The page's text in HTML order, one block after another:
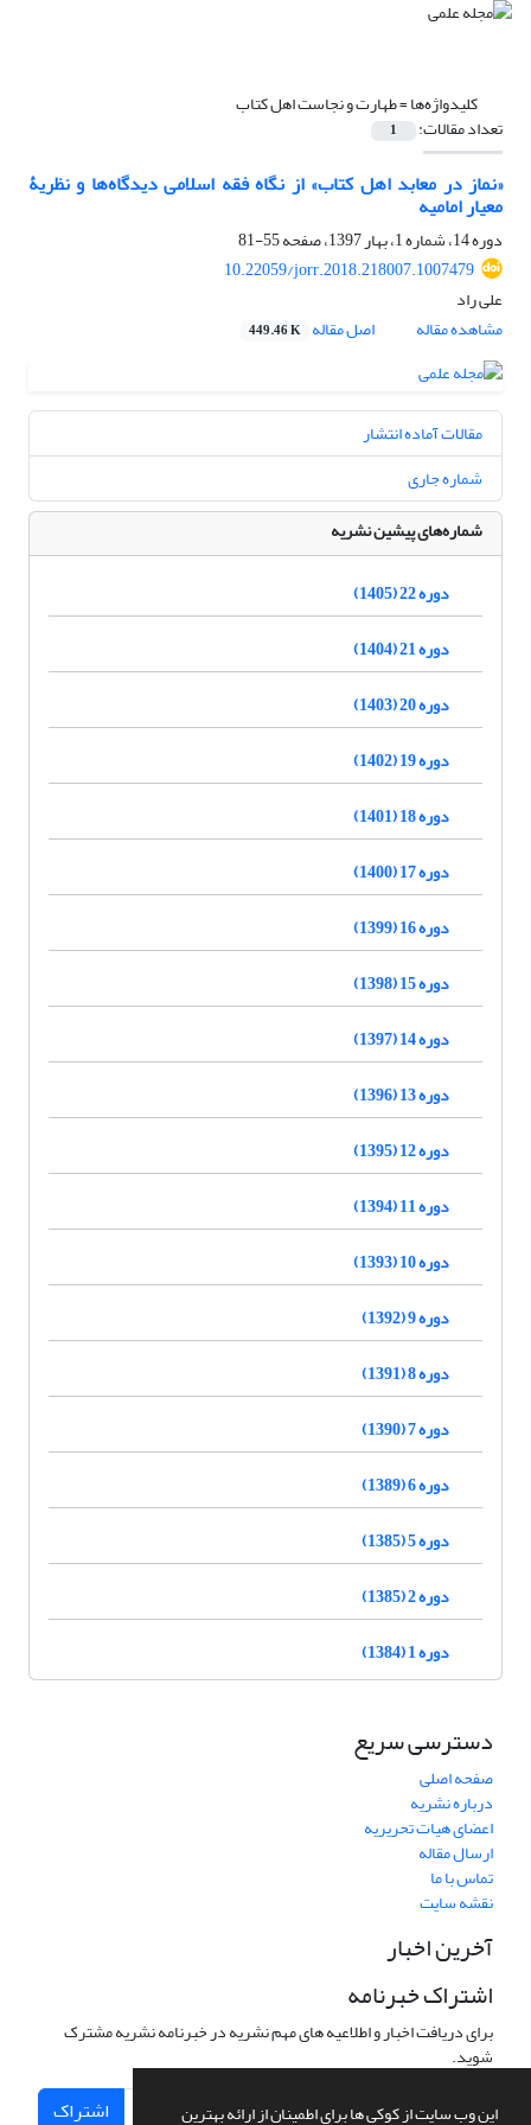
این وب سایت از کوکی ها برای اطمینان از ارائه بهترین
کلیدواژه‌ها =طهارت و نجاست اهل کتاب
تعداد مقالات: 1
«نماز در معابد اهل کتاب» از نگاه فقه اسلامی دیدگاه‌ها و نظریۀ
معیار امامیه
دوره 14، شماره 1، بهار 1397، صفحه
55-81
10.22059/jorr.2018.218007.1007479
علی راد
مشاهده مقاله
اصل مقاله 449.46 K
مقالات آماده انتشار
شماره جاری
شماره‌های پیشین نشریه
دوره 22 (1405)
دوره 21 (1404)
دوره 20 (1403)
دوره 19 (1402)
دوره 18 (1401)
دوره 17 (1400)
دوره 16 (1399)
دوره 15 (1398)
دوره 14 (1397)
دوره 13 (1396)
دوره 12 (1395)
دوره 11 (1394)
دوره 10 (1393)
دوره 9 (1392)
دوره 8 (1391)
دوره 7 (1390)
دوره 6 (1389)
دوره 5 (1385)
دوره 2 (1385)
دوره 1 (1384)
دسترسی سریع
صفحه اصلی
درباره نشریه
اعضای هیات تحریریه
ارسال مقاله
تماس با ما
نقشه سایت
آخرین اخبار
اشتراک خبرنامه
برای دریافت اخبار و اطلاعیه های مهم نشریه در خبرنامه نشریه مشترک
شوید.
اشتراک